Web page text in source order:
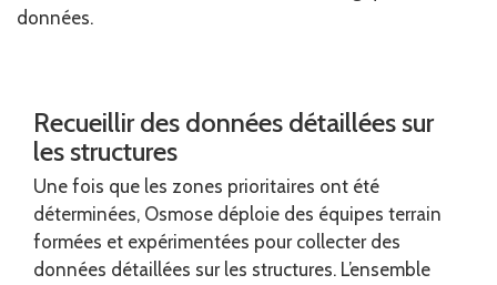
données.
Recueillir des données détaillées sur
les structures
Une fois que les zones prioritaires ont été
déterminées, Osmose déploie des équipes terrain
formées et expérimentées pour collecter des
données détaillées sur les structures. L’ensemble